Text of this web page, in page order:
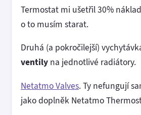
Termostat mi ušetřil 30%
o to musím starat.
Druhá (a pokročilejší)
ventily na jednotlivé radiátory.
Netatmo Valves. Ty nefungují
jako doplněk Netatmo